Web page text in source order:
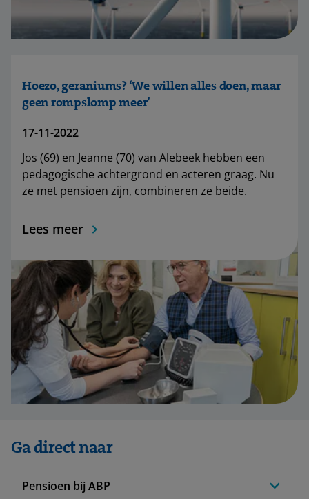
Hoezo, geraniums? ‘We willen alles doen, maar
geen rompslomp meer’
17-11-2022
Jos (69) en Jeanne (70) van Alebeek hebben een
pedagogische achtergrond en acteren graag. Nu
ze met pensioen zijn, combineren ze beide.
Lees meer
Ga direct naar
Pensioen bij ABP